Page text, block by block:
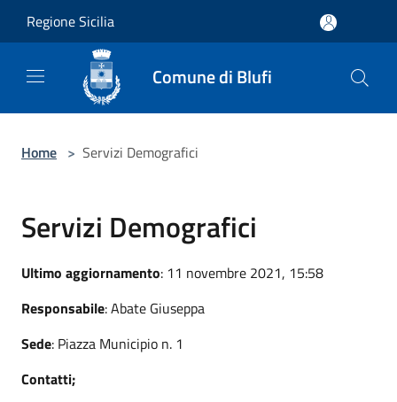
Regione Sicilia
Comune di Blufi
Home > Servizi Demografici
Servizi Demografici
Ultimo aggiornamento: 11 novembre 2021, 15:58
Responsabile: Abate Giuseppa
Sede: Piazza Municipio n. 1
Contatti;